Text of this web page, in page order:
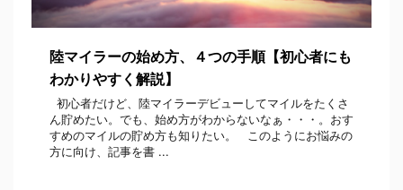
陸マイラーの始め方、４つの手順【初心者にも
わかりやすく解説】
初心者だけど、陸マイラーデビューしてマイルをたくさ
ん貯めたい。でも、始め方がわからないなぁ・・・。おす
すめのマイルの貯め方も知りたい。 このようにお悩みの
方に向け、記事を書 ...